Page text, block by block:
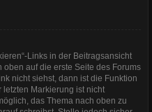
Links in der Beitragsansicht
auf die erste Seite des Forums
nicht siehst, dann ist die Funktion
Markierung ist nicht
das Thema nach oben zu